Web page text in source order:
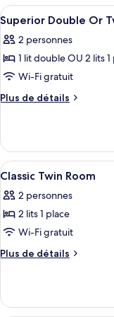
View
type
de
chambre
Premium
Room
City
View
Afficher
toutes
les
photos
pour
ce
chambre :
Superior
Double
Or
Twin
Room
With
City
8
Superior Double Or
2 personnes
1 lit double OU 2 lits 1
Wi-Fi gratuit
Plus de détails
Plus
le
type
de
Superior
Double
Twin
Room
With
Afficher
toutes
les
photos
pour
ce
chambre :
4
Classic Twin Room
2 personnes
2 lits 1 place
Wi-Fi gratuit
Plus de détails
Plus
le